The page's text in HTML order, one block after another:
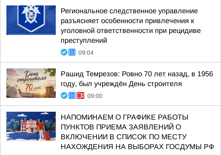
Региональное следственное управление
разъясняет особенности привлечения к
уголовной ответственности при рецидиве
преступлений
09:04
Рашид Темрезов: Ровно 70 лет назад, в 1956
году, был учреждён День строителя
09:00
НАПОМИНАЕМ О ГРАФИКЕ РАБОТЫ
ПУНКТОВ ПРИЕМА ЗАЯВЛЕНИЙ О
ВКЛЮЧЕНИИ В СПИСОК ПО МЕСТУ
НАХОЖДЕНИЯ НА ВЫБОРАХ ГОСДУМЫ РФ